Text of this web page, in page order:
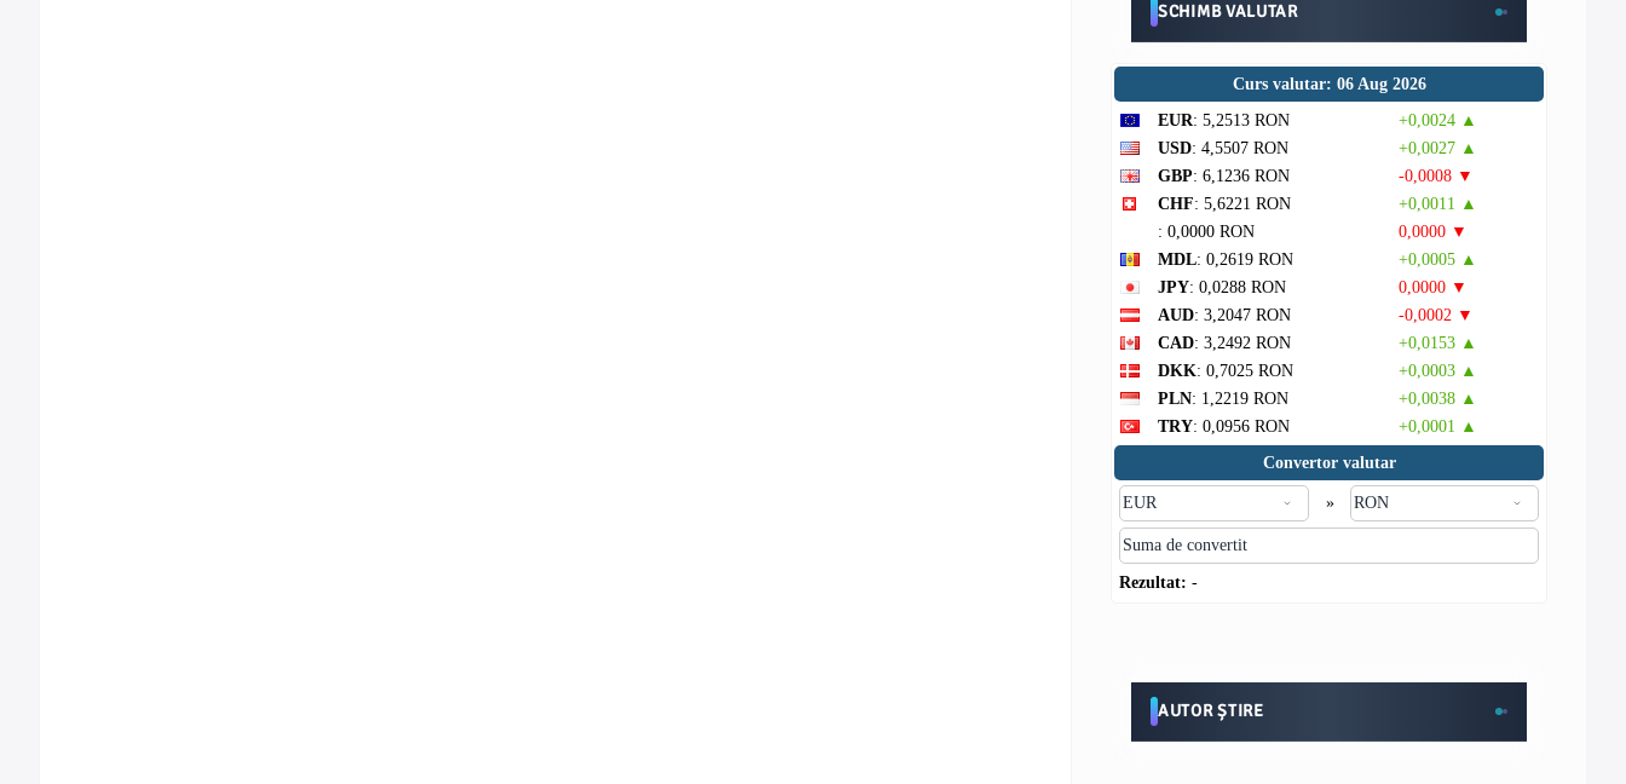
SCHIMB VALUTAR
Curs valutar: 06 Aug 2026
EUR: 5,2513 RON
+0,0024 ▲
USD: 4,5507 RON
+0,0027 ▲
GBP: 6,1236 RON
-0,0008 ▼
CHF: 5,6221 RON
+0,0011 ▲
: 0,0000 RON
0,0000 ▼
MDL: 0,2619 RON
+0,0005 ▲
JPY: 0,0288 RON
0,0000 ▼
AUD: 3,2047 RON
-0,0002 ▼
CAD: 3,2492 RON
+0,0153 ▲
DKK: 0,7025 RON
+0,0003 ▲
PLN: 1,2219 RON
+0,0038 ▲
TRY: 0,0956 RON
+0,0001 ▲
Convertor valutar
»
Rezultat: -
AUTOR ȘTIRE